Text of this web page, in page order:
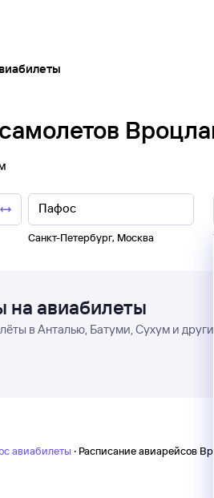
Санкт-Петербург, Москва
на авиабилеты
в Анталью, Батуми, Сухум и
авиабилеты · Расписание авиарейсов